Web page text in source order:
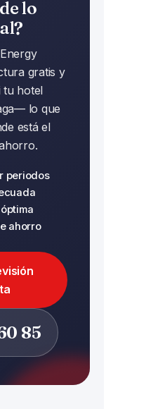
. lo
gratis y
tu hotel
lo que
está el
periodos
ahorro
85